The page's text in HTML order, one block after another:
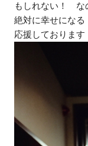
もしれない！ な
絶対に幸せにな
応援しております